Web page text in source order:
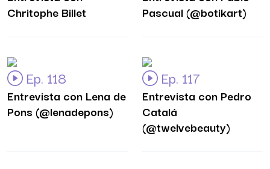
Chritophe Billet
Pascual (@botikart)
Ep. 118
Entrevista con Lena de
Pons (@lenadepons)
Ep. 117
Entrevista con Pedro
Catalá
(@twelvebeauty)